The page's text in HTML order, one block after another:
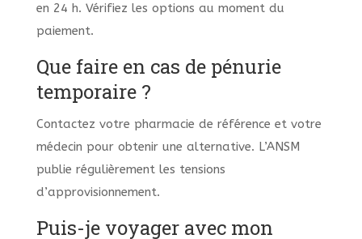
en 24 h. Vérifiez les options au moment du
paiement.
Que faire en cas de pénurie
temporaire ?
Contactez votre pharmacie de référence et votre
médecin pour obtenir une alternative. L’ANSM
publie régulièrement les tensions
d’approvisionnement.
Puis-je voyager avec mon